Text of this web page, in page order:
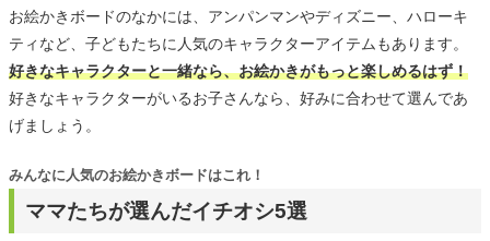
お絵かきボードのなかには、アンパンマンやディズニー、ハローキ
ティなど、子どもたちに人気のキャラクターアイテムもあります。
好きなキャラクターと一緒なら、お絵かきがもっと楽しめるはず！
好きなキャラクターがいるお子さんなら、好みに合わせて選んであ
げましょう。
ママたちが選んだイチオシ5選
みんなに人気のお絵かきボードはこれ！